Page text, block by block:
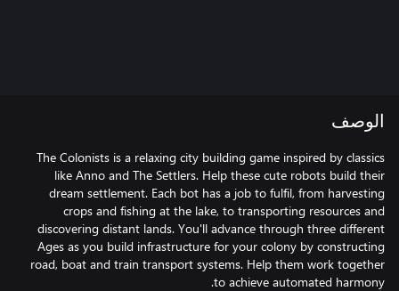
الوصف
The Colonists is a relaxing city building game inspired by classics
like Anno and The Settlers. Help these cute robots build their
dream settlement. Each bot has a job to fulfil, from harvesting
crops and fishing at the lake, to transporting resources and
discovering distant lands. You'll advance through three different
Ages as you build infrastructure for your colony by constructing
road, boat and train transport systems. Help them work together
to achieve automated harmony.